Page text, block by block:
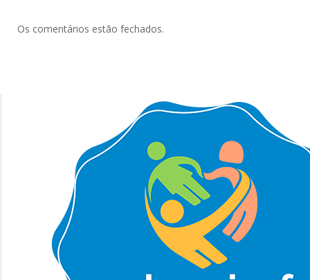
Os comentários estão fechados.